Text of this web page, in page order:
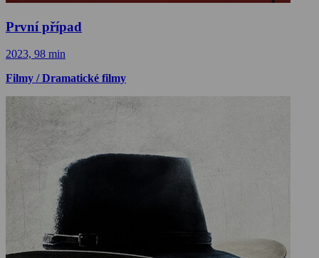
První případ
2023, 98 min
Filmy / Dramatické filmy